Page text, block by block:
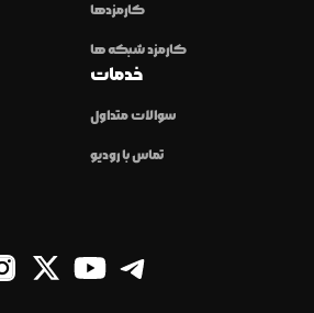
کارمزدها
کارمزد شبکه ها
خدمات
سوالات متداول
تماس با رودیو